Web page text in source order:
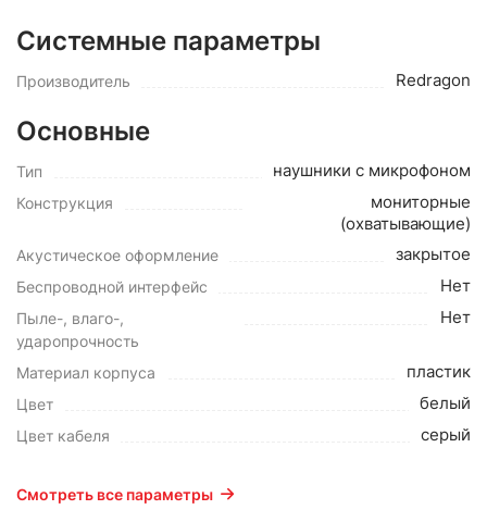
Системные параметры
Производитель Redragon
Основные
Тип наушники с микрофоном
Конструкция
мониторные
(охватывающие)
Акустическое оформление закрытое
Беспроводной интерфейс Нет
Пыле-, влаго-,
ударопрочность
Нет
Материал корпуса пластик
Цвет белый
Цвет кабеля серый
Смотреть все параметры